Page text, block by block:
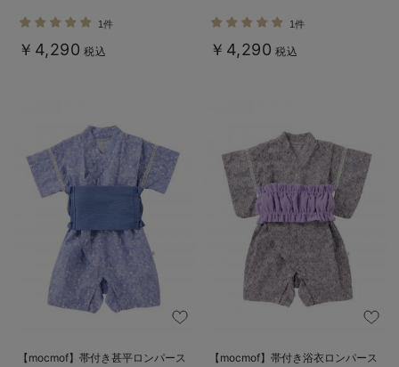
1件
￥4,290 税込
1件
￥4,290 税込
【mocmof】帯付き甚平ロンパース 【mocmof】帯付き浴衣ロンパース